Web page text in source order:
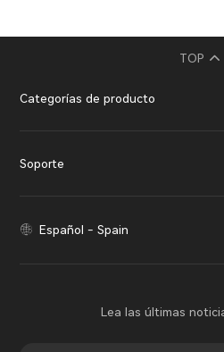
TOP
Categorías de producto
Soporte
Español - Spain
Lea las últimas